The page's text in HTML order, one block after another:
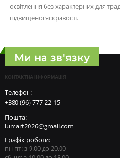
освітлення без характерних для
підвищеної яскравості.
Ми на зв'язку
КОНТАКТНА ІНФОРМАЦІЯ
Телефон:
+380 (96) 777-22-15
Пошта:
lumart2026@gmail.com
Графік роботи:
пн-пт: з 9.00 до 20.00